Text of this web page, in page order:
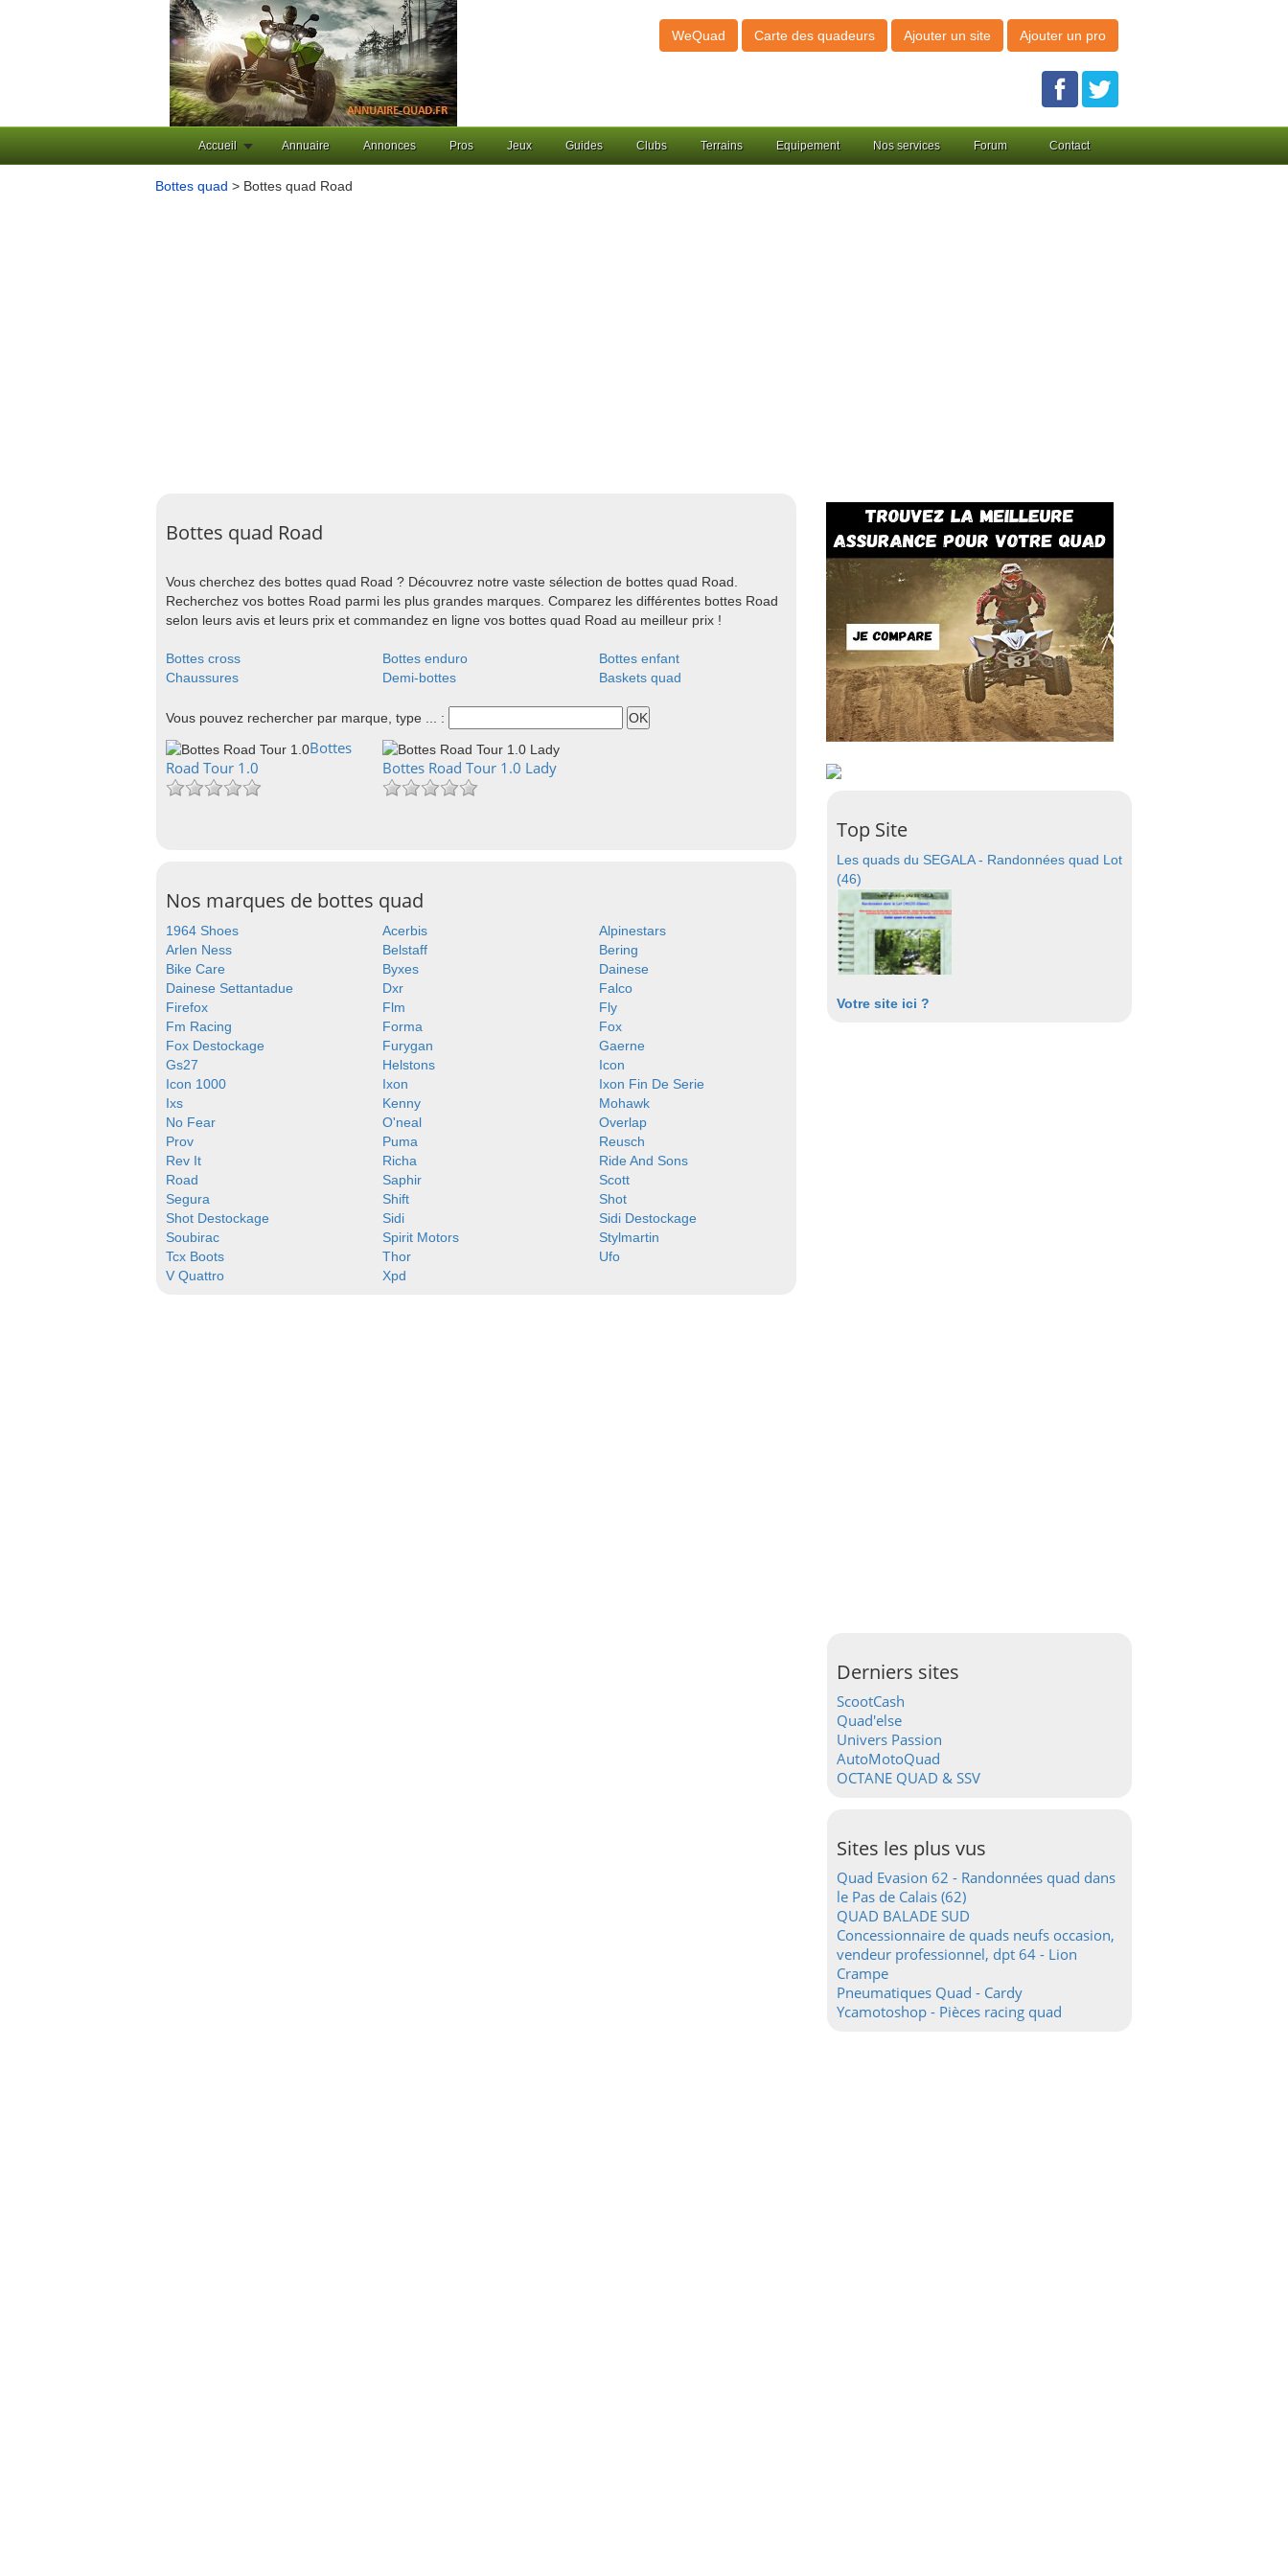
WeQuad Carte des quadeurs Ajouter un site Ajouter un pro
Accueil Annuaire Annonces Pros Jeux Guides Clubs Terrains Equipement Nos services Forum Contact
Bottes quad > Bottes quad Road
Bottes quad Road
Vous cherchez des bottes quad Road ? Découvrez notre vaste sélection de bottes quad Road.
Recherchez vos bottes Road parmi les plus grandes marques. Comparez les différentes bottes Road
selon leurs avis et leurs prix et commandez en ligne vos bottes quad Road au meilleur prix !
Bottes cross Bottes enduro
Bottes enfant
Chaussures
Demi-bottes Baskets quad
Vous pouvez rechercher par marque, type ... :
Bottes
Road Tour 1.0
Bottes Road Tour 1.0 Lady
Nos marques de bottes quad
1964 Shoes Acerbis
Alpinestars
Arlen Ness
Belstaff
Bering
Bike Care
Byxes
Dainese
Dainese Settantadue
Dxr
Falco
Firefox
Flm
Fly
Fm Racing
Forma
Fox
Fox Destockage
Furygan
Gaerne
Gs27
Helstons
Icon
Icon 1000
Ixon
Ixon Fin De Serie
Ixs
Kenny
Mohawk
No Fear
O'neal
Overlap
Prov
Puma
Reusch
Rev It
Richa
Ride And Sons
Road
Saphir
Scott
Segura
Shift
Shot
Shot Destockage
Sidi
Sidi Destockage
Soubirac
Spirit Motors
Stylmartin
Tcx Boots
Thor
Ufo
V Quattro
Xpd
Top Site
Les quads du SEGALA - Randonnées quad Lot
(46)
Votre site ici ?
Derniers sites
ScootCash
Quad'else
Univers Passion
AutoMotoQuad
OCTANE QUAD & SSV
Sites les plus vus
Quad Evasion 62 - Randonnées quad dans
le Pas de Calais (62)
QUAD BALADE SUD
Concessionnaire de quads neufs occasion,
vendeur professionnel, dpt 64 - Lion
Crampe
Pneumatiques Quad - Cardy
Ycamotoshop - Pièces racing quad